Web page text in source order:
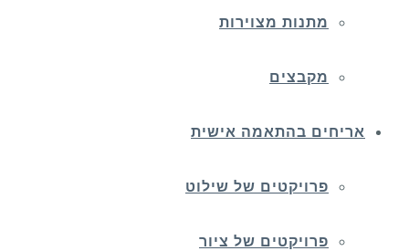
מתנות מצוירות
מקבצים
אריחים בהתאמה אישית
פרויקטים של שילוט
פרויקטים של ציור